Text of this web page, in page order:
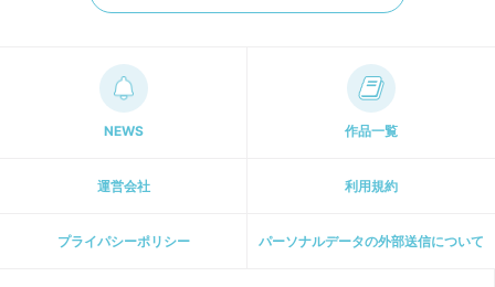
NEWS 作品一覧
運営会社 利用規約
プライパシーポリシー パーソナルデータの外部送信について